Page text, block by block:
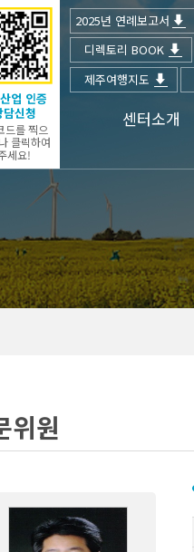
업 인증
담신청
드를 찍으
클릭하여
세요!
2025년 연례보고서
디렉토리 BOOK
제주여행지도
센터소개
인사말
비전 및 목표
연혁
조직도
위원